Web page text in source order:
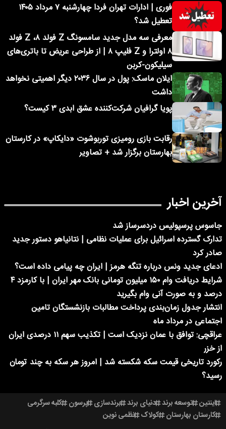
فوری | ادارات تهران فردا چهارشنبه ۷ مرداد ۱۴۰۵
تعطیل شد؟
معرفی سه مدل جدید سامسونگ Z فولد ۸، Z فولد
۸ اولترا و Z فلیپ ۸ | از طراحی عریض تا باتری‌های
سیلیکون-کربن
ایلان ماسک: پول در سال ۲۰۳۶ دیگر اهمیتی نخواهد
داشت
پویا گرافیان شرکت‌کننده عشق ابدی ۳ کیست؟
رقابت بازی رومیزی توربوشوت «دایکاپ» در کارستان
بهارستان برگزار شد + تصاویر
آخرین اخبار
جاسوس پرسپولیس دردسرساز شد
تدارک گسترده اسرائیل برای عملیات نظامی | نتانیاهو دستور جدید
صادر کرد
ادعای جدید ونس درباره تنگه هرمز | ایران چه پیامی داده است؟
شرایط دریافت وام ۱۵۰ میلیون تومانی بانک مهر ایران | با کارمزد ۴
درصد و به صورت آنی وام بگیرید
انتشار جدول زمان‌بندی پرداخت مطالبات بازنشستگان تامین
اجتماعی در مرداد ماه
عراقچی: توافق با عمان نزدیک است | تکذیب سهم ۱۱ درصدی ایران
از خزر
رکورد تاریخی قیمت سکه شکسته شد | امروز هر سکه به چند تومان
رسید؟
اینتین توسعه برند دنیای برند برندسازی پرسون کلبه سرگرمی
کارستان بهارستان کولاک نظمی نوین